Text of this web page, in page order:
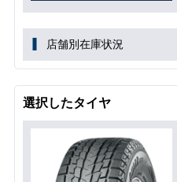
店舗別在庫状況
選択したタイヤ